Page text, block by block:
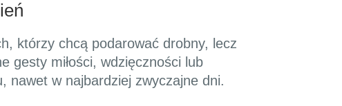
którzy chcą podarować drobny, lecz
gesty miłości, wdzięczności lub
nawet w najbardziej zwyczajne dni.